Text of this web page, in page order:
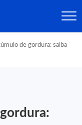
de gordura: saiba